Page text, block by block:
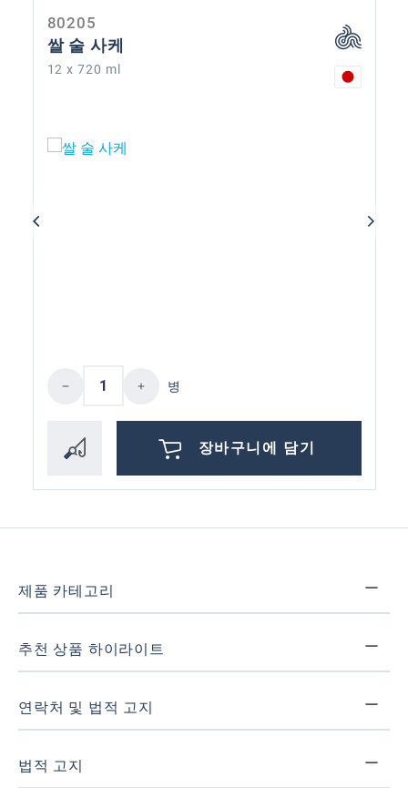
80205
쌀 술 사케
12 x 720 ml
제품 수량: 원하는 값을 입력하거나 버
병
장바구니에 담기
제품 카테고리
추천 상품 하이라이트
연락처 및 법적 고지
법적 고지